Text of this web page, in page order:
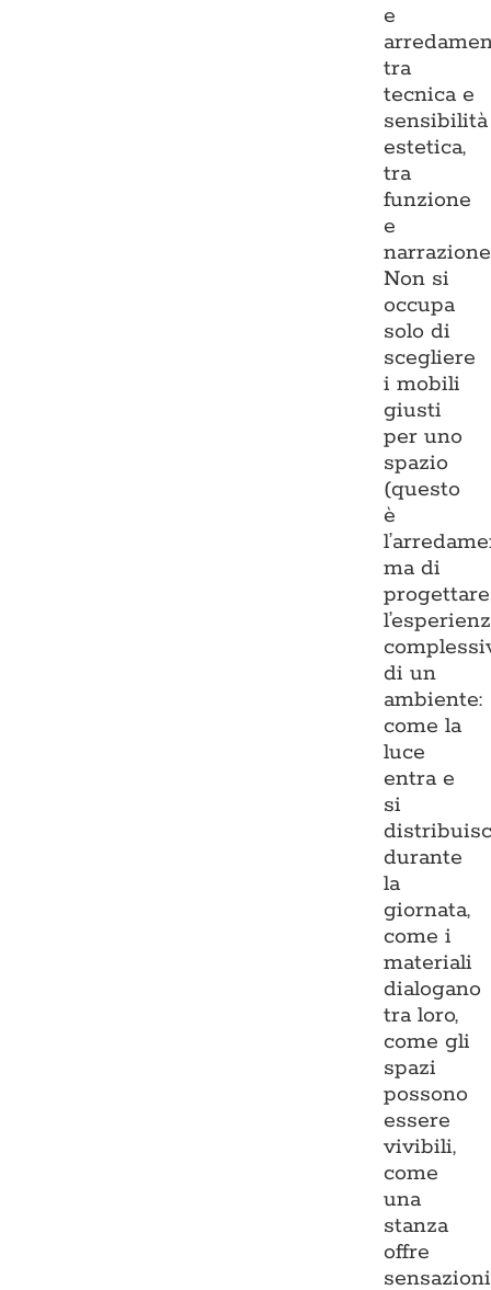
e
tra
tecnica e
sensibilità
estetica,
tra
funzione
e
Non si
occupa
solo di
scegliere
i mobili
giusti
per uno
spazio
(questo
è
ma di
progettare
di un
ambiente:
come la
luce
entra e
si
durante
la
giornata,
come i
materiali
dialogano
tra loro,
come gli
spazi
possono
essere
vivibili,
come
una
stanza
offre
sensazioni